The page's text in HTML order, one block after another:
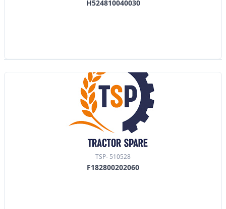
H524810040030
TSP- 510528
F182800202060